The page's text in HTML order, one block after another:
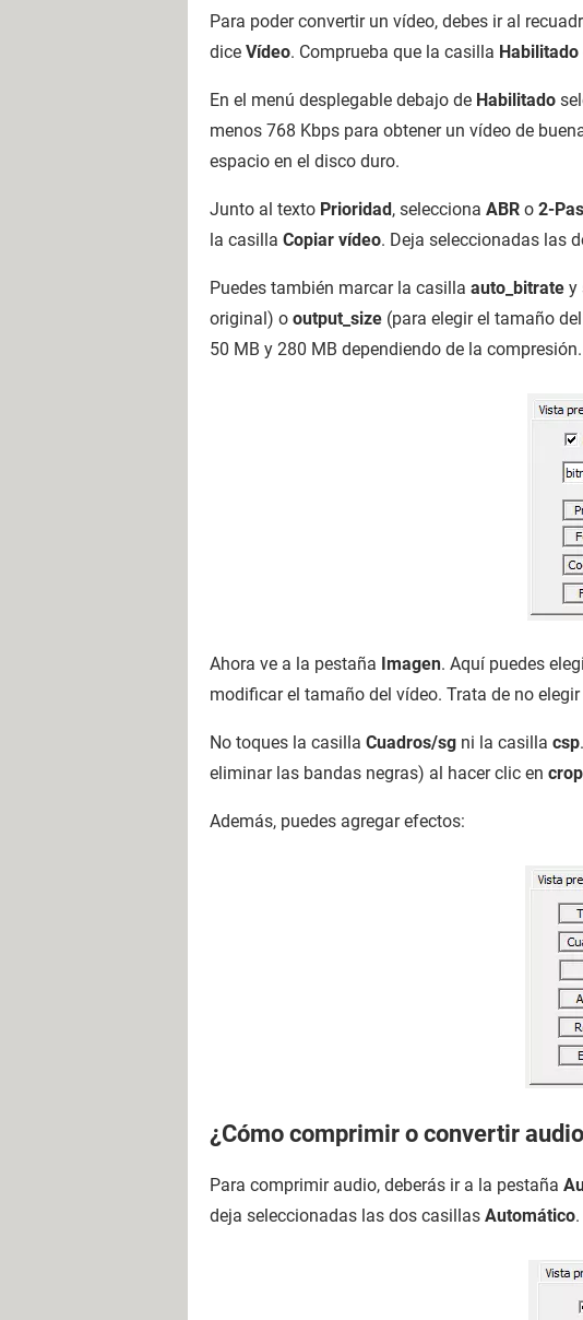
Para poder convertir un vídeo, debes ir al
dice Vídeo. Comprueba que la casilla Habilitado
En el menú desplegable debajo de Habilitado
menos 768 Kbps para obtener un vídeo de
espacio en el disco duro.
Junto al texto Prioridad, selecciona ABR o 2-
la casilla Copiar vídeo. Deja seleccionadas las
Puedes también marcar la casilla auto_bitrate y
original) o output_size (para elegir el tamaño
50 MB y 280 MB dependiendo de la
Ahora ve a la pestaña Imagen. Aquí puedes
modificar el tamaño del vídeo. Trata de no
No toques la casilla Cuadros/sg ni la casilla csp
eliminar las bandas negras) al hacer clic en
Además, puedes agregar efectos:
¿Cómo comprimir o convertir
Para comprimir audio, deberás ir a la pestaña
deja seleccionadas las dos casillas Automático